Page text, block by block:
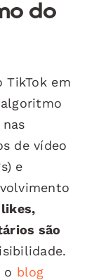
do
TikTok em
de vídeo
e
são
o blog